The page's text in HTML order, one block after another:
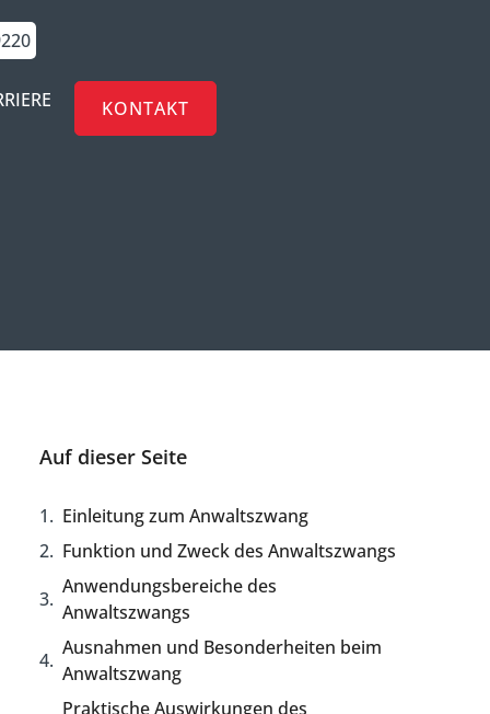
KONTAKT
Auf dieser Seite
Einleitung zum Anwaltszwang
Funktion und Zweck des Anwaltszwangs
Anwendungsbereiche des
Anwaltszwangs
Ausnahmen und Besonderheiten beim
Anwaltszwang
Praktische Auswirkungen des